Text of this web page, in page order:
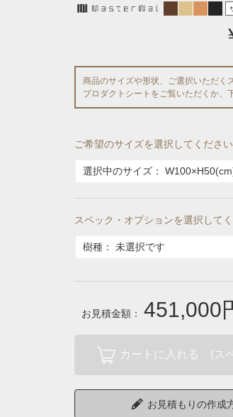
商品のサイズや形状、ご選択いただく
プロダクトシートをご覧いただくか、
ご希望のサイズを選択してください
選択中のサイズ：
スペック・オプションを選択して
樹種 ： 未選択です
お見積金額： 451,000
カートに入れる (ス
お見積もりの作成